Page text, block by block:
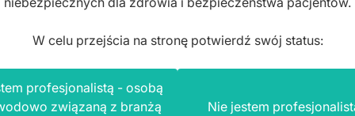
kupili również
W celu przejścia na stronę potwierdź swój status:
profesjonalistą - osobą
związaną z branżą
Nie jestem